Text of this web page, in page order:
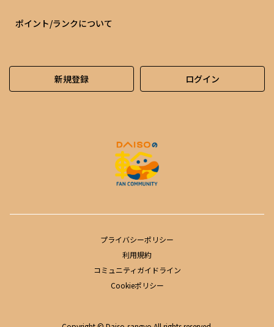
ポイント/ランクについて
新規登録 ログイン
プライバシーポリシー
利用規約
コミュニティガイドライン
Cookieポリシー